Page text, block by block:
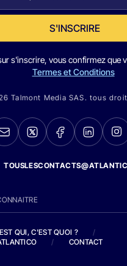
S'INSCRIRE
s'inscrire, vous confirmez que
Termes et Conditions
Talmont Media SAS. tous
QUI, C'EST QUOI ?
/
/ CONTACT